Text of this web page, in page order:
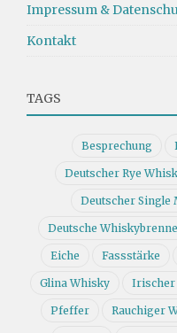
Impressum &
Kontakt
TAGS
Besprechung
Deutscher Rye
Deutscher Single
Deutsche
Eiche Fassstärke
Glina Whisky Irischer
Pfeffer Rauchiger